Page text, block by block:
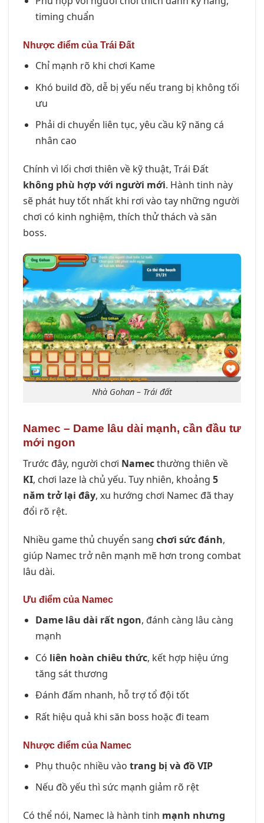
timing chuẩn
Nhược điểm của Trái Đất
Chỉ mạnh rõ khi chơi Kame
Khó build đồ, dễ bị yếu nếu trang bị không tối
ưu
Phải di chuyển liên tục, yêu cầu kỹ năng cá
nhân cao
Chính vì lối chơi thiên về kỹ thuật, Trái Đất
không phù hợp với người mới. Hành tinh này
sẽ phát huy tốt nhất khi rơi vào tay những người
chơi có kinh nghiệm, thích thử thách và săn
boss.
Nhà Gohan – Trái đất
Namec – Dame lâu dài mạnh, cần đầu tư
mới ngon
Trước đây, người chơi Namecthường thiên về
KI, chơi laze là chủ yếu. Tuy nhiên, khoảng 5
năm trở lại đây, xu hướng chơi Namec đã thay
đổi rõ rệt.
Nhiều game thủ chuyển sang chơi sức đánh,
giúp Namec trở nên mạnh mẽ hơn trong combat
lâu dài.
Ưu điểm của Namec
Dame lâu dài rất ngon, đánh càng lâu càng
mạnh
Có liên hoàn chiêu thức, kết hợp hiệu ứng
tăng sát thương
Đánh đấm nhanh, hỗ trợ tổ đội tốt
Rất hiệu quả khi săn boss hoặc đi team
Nhược điểm của Namec
Phụ thuộc nhiều vào trang bị và đồ VIP
Nếu đồ yếu thì sức mạnh giảm rõ rệt
Có thể nói, Namec là hành tinh mạnh nhưng